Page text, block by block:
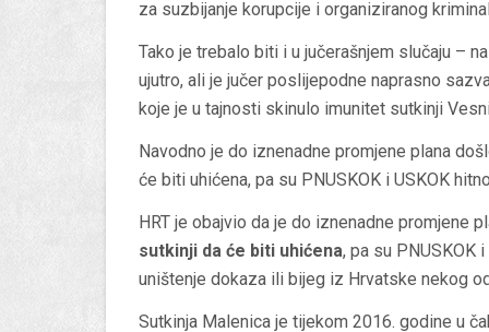
za suzbijanje korupcije i organiziranog
Tako je trebalo biti i u jučerašnjem slučaju –
ujutro, ali je jučer poslijepodne naprasno
koje je u tajnosti skinulo imunitet sutkinji
Navodno je do iznenadne promjene plana
će biti uhićena, pa su PNUSKOK i USKOK
HRT je obajvio da je do iznenadne promjene
sutkinji da će biti uhićena, pa su PNUSKOK
uništenje dokaza ili bijeg iz Hrvatske nekog
Sutkinja Malenica je tijekom 2016. godine u